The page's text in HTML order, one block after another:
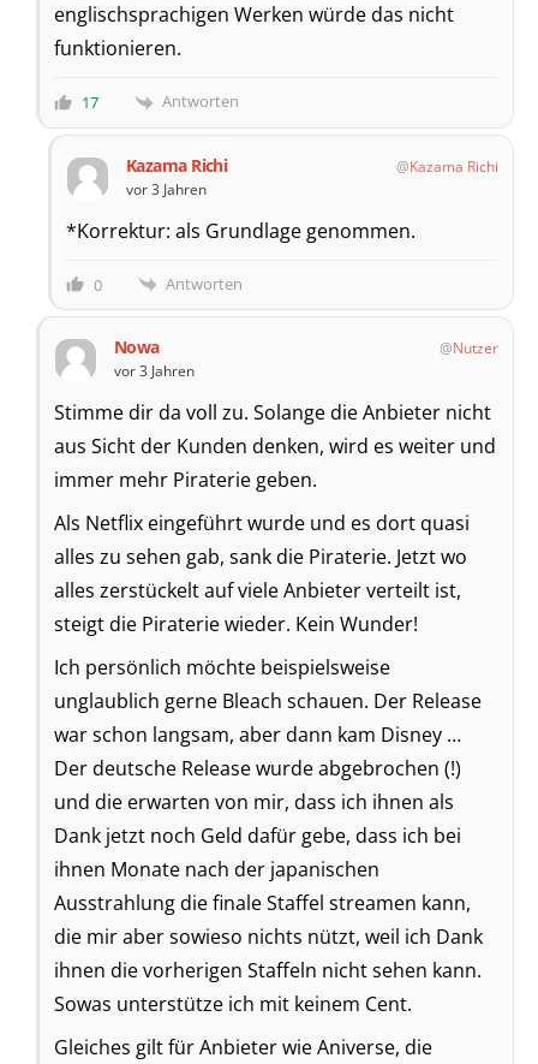
englischsprachigen Werken würde das nicht
funktionieren.
17 Antworten
Kazama Richi
Kazama Richi
vor 3 Jahren
*Korrektur: als Grundlage genommen.
0 Antworten
Nowa
Nutzer
vor 3 Jahren
Stimme dir da voll zu. Solange die Anbieter nicht
aus Sicht der Kunden denken, wird es weiter und
immer mehr Piraterie geben.
Als Netflix eingeführt wurde und es dort quasi
alles zu sehen gab, sank die Piraterie. Jetzt wo
alles zerstückelt auf viele Anbieter verteilt ist,
steigt die Piraterie wieder. Kein Wunder!
Ich persönlich möchte beispielsweise
unglaublich gerne Bleach schauen. Der Release
war schon langsam, aber dann kam Disney …
Der deutsche Release wurde abgebrochen (!)
und die erwarten von mir, dass ich ihnen als
Dank jetzt noch Geld dafür gebe, dass ich bei
ihnen Monate nach der japanischen
Ausstrahlung die finale Staffel streamen kann,
die mir aber sowieso nichts nützt, weil ich Dank
ihnen die vorherigen Staffeln nicht sehen kann.
Sowas unterstütze ich mit keinem Cent.
Gleiches gilt für Anbieter wie Aniverse, die